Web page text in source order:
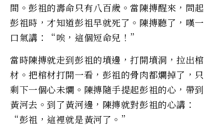
間。彭祖的壽命只有八百歲。當陳摶醒來，問起
彭祖時，才知道彭祖早就死了。陳摶聽了，嘆一
口氣講：“唉，這個短命兒！”
當時陳摶就走到彭祖的墳邊，打開墳洞，拉出棺
材。把棺材打開一看，彭祖的骨肉都爛掉了，只
剩下一個心未爛。陳摶隨手提起彭祖的心，帶到
黃河去。到了黃河邊，陳摶就對彭祖的心講：
“彭祖，這裡就是黃河了。”